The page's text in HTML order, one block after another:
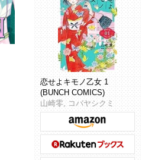
恋せよキモノ乙女 1
(BUNCH COMICS)
山崎零, コバヤシクミ